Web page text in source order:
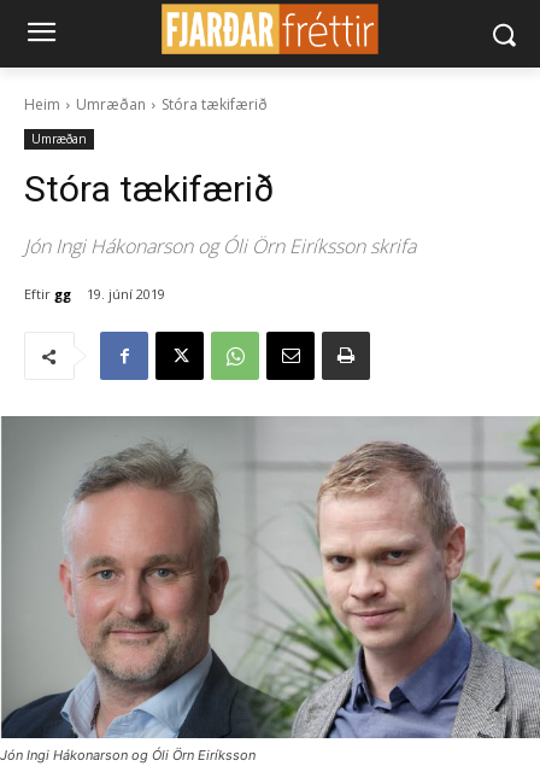
Heim Umræðan Stóra tækifærið
Umræðan
Stóra tækifærið
Jón Ingi Hákonarson og Óli Örn Eiríksson skrifa
Eftir gg 19. júní 2019
Jón Ingi Hákonarson og Óli Örn Eiríksson